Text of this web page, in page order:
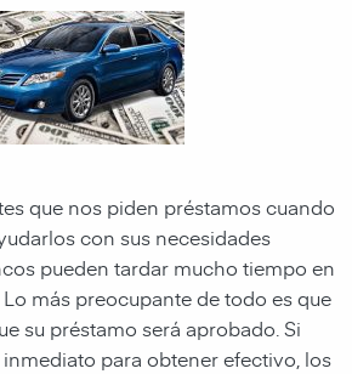
que nos piden préstamos cuando
con sus necesidades
pueden tardar mucho tiempo en
más preocupante de todo es que
su préstamo será aprobado. Si
para obtener efectivo, los